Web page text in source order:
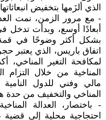
الذي ألزَمها بتخفيض
- مع مرور الزمن، نمت
أبعادًا أوسع، وبدأت تدخل
اتفاق باريس، الذي يعتبر
لمكافحة التغير المناخي،
المناخية من خلال التزام
مالي وفني للدول النامية
المناخي والتخفيف من حدة
- باختصار، العدالة
احتجاجية محلية إلى